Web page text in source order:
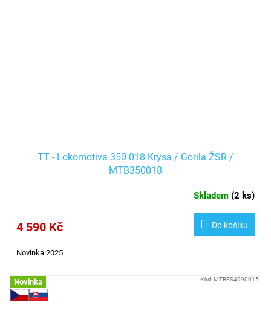
TT - Lokomotiva 350 018 Krysa / Gorila ŽSR /
MTB350018
Skladem (2 ks)
4 590 Kč Do košíku
Novinka 2025
Novinka Kód:MTBES4990015